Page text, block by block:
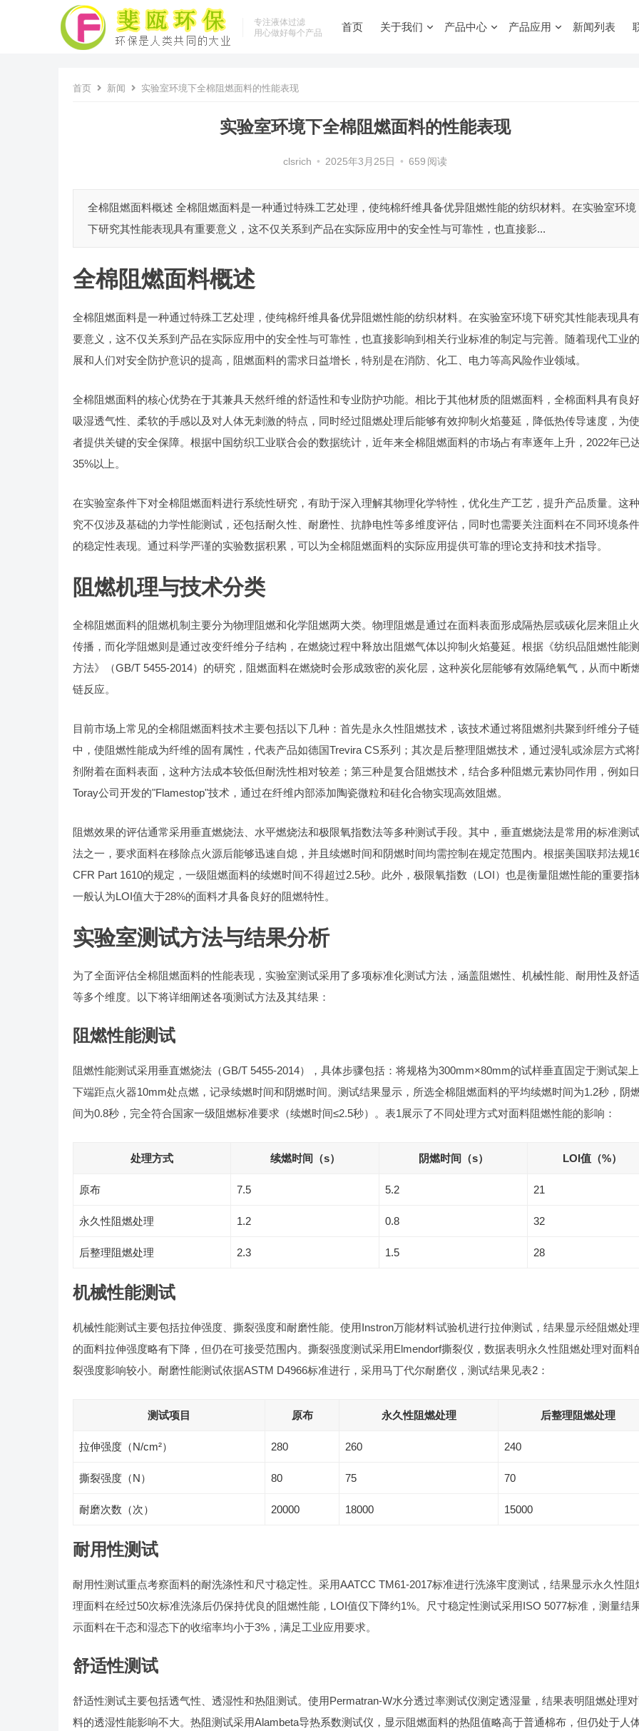
专注液体过滤
用心做好每个产品
首页 关于我们 产品中心 产品应用 新闻列表
首页 新闻 实验室环境下全棉阻燃面料的性能表现
实验室环境下全棉阻燃面料的性能表现
clsrich • 2025年3月25日 • 659 阅读
全棉阻燃面料概述 全棉阻燃面料是一种通过特殊工艺处理，使纯棉纤维具备优异阻燃性能的纺织材料。在实验室环境
下研究其性能表现具有重要意义，这不仅关系到产品在实际应用中的安全性与可靠性，也直接影...
全棉阻燃面料概述
全棉阻燃面料是一种通过特殊工艺处理，使纯棉纤维具备优异阻燃性能的纺织材料。在实验室环境下研究其性能表现具
要意义，这不仅关系到产品在实际应用中的安全性与可靠性，也直接影响到相关行业标准的制定与完善。随着现代工业
展和人们对安全防护意识的提高，阻燃面料的需求日益增长，特别是在消防、化工、电力等高风险作业领域。
全棉阻燃面料的核心优势在于其兼具天然纤维的舒适性和专业防护功能。相比于其他材质的阻燃面料，全棉面料具有良
吸湿透气性、柔软的手感以及对人体无刺激的特点，同时经过阻燃处理后能够有效抑制火焰蔓延，降低热传导速度，为
者提供关键的安全保障。根据中国纺织工业联合会的数据统计，近年来全棉阻燃面料的市场占有率逐年上升，2022年已
35%以上。
在实验室条件下对全棉阻燃面料进行系统性研究，有助于深入理解其物理化学特性，优化生产工艺，提升产品质量。这
究不仅涉及基础的力学性能测试，还包括耐久性、耐磨性、抗静电性等多维度评估，同时也需要关注面料在不同环境条
的稳定性表现。通过科学严谨的实验数据积累，可以为全棉阻燃面料的实际应用提供可靠的理论支持和技术指导。
阻燃机理与技术分类
全棉阻燃面料的阻燃机制主要分为物理阻燃和化学阻燃两大类。物理阻燃是通过在面料表面形成隔热层或碳化层来阻止
传播，而化学阻燃则是通过改变纤维分子结构，在燃烧过程中释放出阻燃气体以抑制火焰蔓延。根据《纺织品阻燃性能
方法》（GB/T 5455-2014）的研究，阻燃面料在燃烧时会形成致密的炭化层，这种炭化层能够有效隔绝氧气，从而中断
链反应。
目前市场上常见的全棉阻燃面料技术主要包括以下几种：首先是永久性阻燃技术，该技术通过将阻燃剂共聚到纤维分子链
中，使阻燃性能成为纤维的固有属性，代表产品如德国Trevira CS系列；其次是后整理阻燃技术，通过浸轧或涂层方式将
剂附着在面料表面，这种方法成本较低但耐洗性相对较差；第三种是复合阻燃技术，结合多种阻燃元素协同作用，例如
Toray公司开发的"Flamestop"技术，通过在纤维内部添加陶瓷微粒和硅化合物实现高效阻燃。
阻燃效果的评估通常采用垂直燃烧法、水平燃烧法和极限氧指数法等多种测试手段。其中，垂直燃烧法是常用的标准测
法之一，要求面料在移除点火源后能够迅速自熄，并且续燃时间和阴燃时间均需控制在规定范围内。根据美国联邦法规
CFR Part 1610的规定，一级阻燃面料的续燃时间不得超过2.5秒。此外，极限氧指数（LOI）也是衡量阻燃性能的重要指
一般认为LOI值大于28%的面料才具备良好的阻燃特性。
实验室测试方法与结果分析
为了全面评估全棉阻燃面料的性能表现，实验室测试采用了多项标准化测试方法，涵盖阻燃性、机械性能、耐用性及舒
等多个维度。以下将详细阐述各项测试方法及其结果：
阻燃性能测试
阻燃性能测试采用垂直燃烧法（GB/T 5455-2014），具体步骤包括：将规格为300mm×80mm的试样垂直固定于测试架上
下端距点火器10mm处点燃，记录续燃时间和阴燃时间。测试结果显示，所选全棉阻燃面料的平均续燃时间为1.2秒，阴
间为0.8秒，完全符合国家一级阻燃标准要求（续燃时间≤2.5秒）。表1展示了不同处理方式对面料阻燃性能的影响：
处理方式 续燃时间（s） 阴燃时间（s） LOI值（%）
原布 7.5 5.2 21
永久性阻燃处理 1.2 0.8 32
后整理阻燃处理 2.3 1.5 28
机械性能测试
机械性能测试主要包括拉伸强度、撕裂强度和耐磨性能。使用Instron万能材料试验机进行拉伸测试，结果显示经阻燃处
的面料拉伸强度略有下降，但仍在可接受范围内。撕裂强度测试采用Elmendorf撕裂仪，数据表明永久性阻燃处理对面料
裂强度影响较小。耐磨性能测试依据ASTM D4966标准进行，采用马丁代尔耐磨仪，测试结果见表2：
测试项目 原布 永久性阻燃处理 后整理阻燃处理
拉伸强度（N/cm²） 280 260 240
撕裂强度（N） 80 75 70
耐磨次数（次） 20000 18000 15000
耐用性测试
耐用性测试重点考察面料的耐洗涤性和尺寸稳定性。采用AATCC TM61-2017标准进行洗涤牢度测试，结果显示永久性阻
理面料在经过50次标准洗涤后仍保持优良的阻燃性能，LOI值仅下降约1%。尺寸稳定性测试采用ISO 5077标准，测量结
示面料在干态和湿态下的收缩率均小于3%，满足工业应用要求。
舒适性测试
舒适性测试主要包括透气性、透湿性和热阻测试。使用Permatran-W水分透过率测试仪测定透湿量，结果表明阻燃处理
料的透湿性能影响不大。热阻测试采用Alambeta导热系数测试仪，显示阻燃面料的热阻值略高于普通棉布，但仍处于人